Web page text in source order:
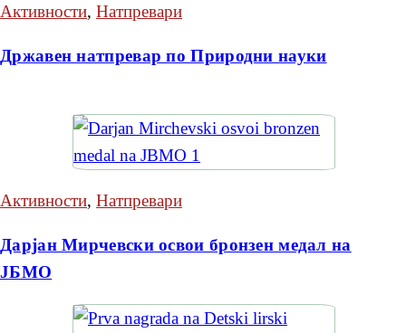
Активности, Натпревари
Државен натпревар по Природни науки
Активности, Натпревари
Дарјан Мирчевски освои бронзен медал на
ЈБМО